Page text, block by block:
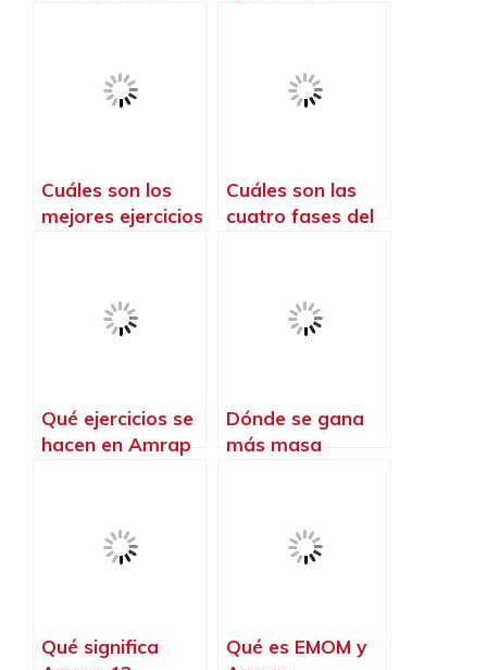
Cuáles son los
mejores ejercicios
Cuáles son las
cuatro fases del
Qué ejercicios se
hacen en Amrap
Dónde se gana
más masa
Qué significa
Qué es EMOM y